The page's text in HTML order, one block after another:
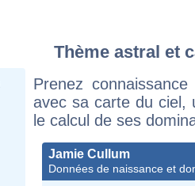
Thème astral et
Prenez
avec sa carte du ciel,
le calcul de ses
Jamie Cullum
Données de naissance et